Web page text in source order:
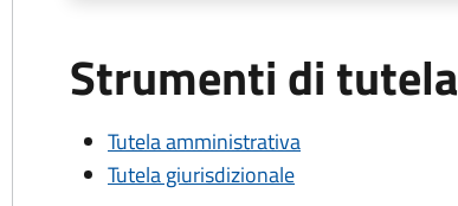
Strumenti di tutela
Tutela amministrativa
Tutela giurisdizionale